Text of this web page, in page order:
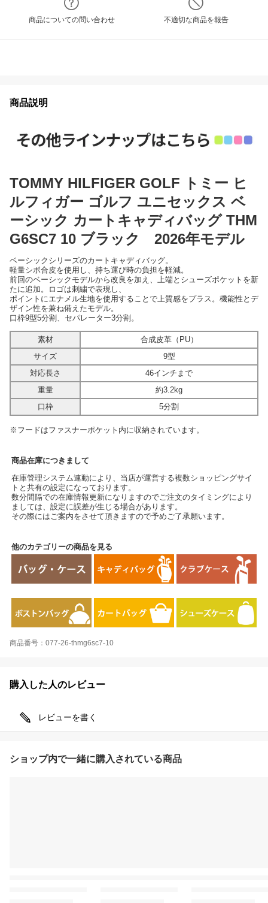
商品についての問い合わせ 不適切な商品を報告
商品説明
TOMMY HILFIGER GOLF トミー ヒ
ルフィガー ゴルフ ユニセックス ベ
ーシック カートキャディバッグ THM
G6SC7 10 ブラック 2026年モデル
ベーシックシリーズのカートキャディバッグ。
軽量シボ合皮を使用し、持ち運び時の負担を軽減。
前回のベーシックモデルから改良を加え、上端とシューズポケットを新
たに追加。ロゴは刺繍で表現し、
ポイントにエナメル生地を使用することで上質感をプラス。機能性とデ
ザイン性を兼ね備えたモデル。
口枠9型5分割、セパレーター3分割。
素材
合成皮革（PU）
サイズ
9型
対応長さ
46インチまで
重量
約3.2kg
口枠
5分割
※フードはファスナーポケット内に収納されています。
商品在庫につきまして
在庫管理システム連動により、当店が運営する複数ショッピングサイ
トと共有の設定になっております。
数分間隔での在庫情報更新になりますのでご注文のタイミングにより
ましては、設定に誤差が生じる場合があります。
その際にはご案内をさせて頂きますので予めご了承願います。
他のカテゴリーの商品を見る
商品番号：077-26-thmg6sc7-10
購入した人のレビュー
レビューを書く
ショップ内で一緒に購入されている商品